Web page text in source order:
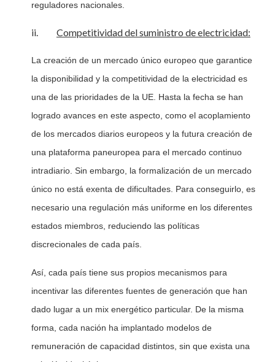
reguladores nacionales.
ii. Competitividad del suministro de electricidad:
La creación de un mercado único europeo que garantice
la disponibilidad y la competitividad de la electricidad es
una de las prioridades de la UE. Hasta la fecha se han
logrado avances en este aspecto, como el acoplamiento
de los mercados diarios europeos y la futura creación de
una plataforma paneuropea para el mercado continuo
intradiario. Sin embargo, la formalización de un mercado
único no está exenta de dificultades. Para conseguirlo, es
necesario una regulación más uniforme en los diferentes
estados miembros, reduciendo las políticas
discrecionales de cada país.
Así, cada país tiene sus propios mecanismos para
incentivar las diferentes fuentes de generación que han
dado lugar a un mix energético particular. De la misma
forma, cada nación ha implantado modelos de
remuneración de capacidad distintos, sin que exista una